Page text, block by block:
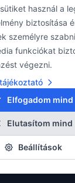
S mobil
használ a
biztosítása
személyre
funkciókat
végezni.
Elfogadom mind
Elutasítom mind
Beállítások